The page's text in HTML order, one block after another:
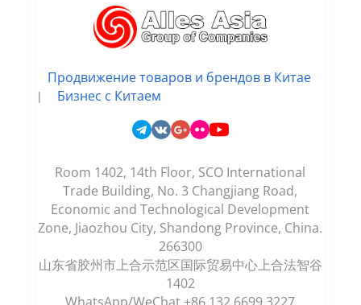
Продвижение товаров и брендов в Китае
| Бизнес с Китаем
Room 1402, 14th Floor, SCO International
Trade Building, No. 3 Changjiang Road,
Economic and Technological Development
Zone, Jiaozhou City, Shandong Province, China.
266300
山东省胶州市上合示范区国际贸易中心上合法智谷
1402
WhatsApp/WeChat +86 132 6699 3227